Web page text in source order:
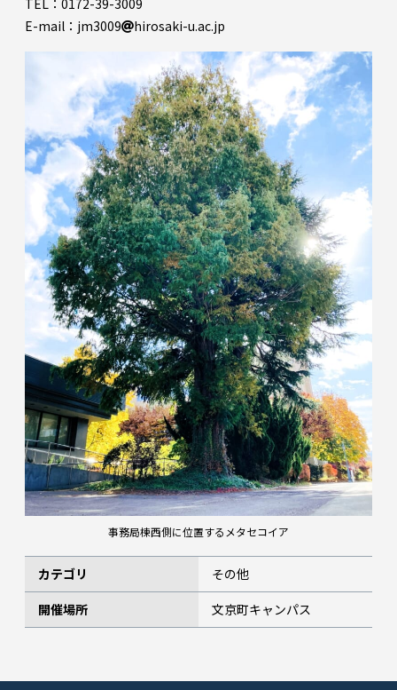
E-mail：jm3009
hirosaki-u.ac.jp
事務局棟西側に位置するメタセコイア
カテゴリ
その他
開催場所
文京町キャンパス